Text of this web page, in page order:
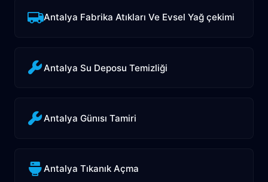
Antalya Fabrika Atıkları Ve Evsel Yağ çekimi
Antalya Su Deposu Temizliği
Antalya Günısı Tamiri
Antalya Tıkanık Açma